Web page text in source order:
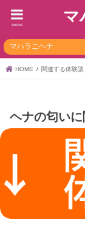
マ
menu
マハラニヘナ
HOME 関連する体験談
ヘナの匂い